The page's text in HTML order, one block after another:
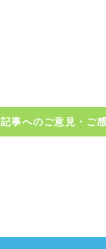
記事へのご意見・ご